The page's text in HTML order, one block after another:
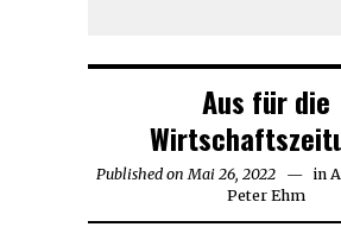
Aus für die
Published on Mai 26, 2022Mai
26,
2022
in
Peter Ehm